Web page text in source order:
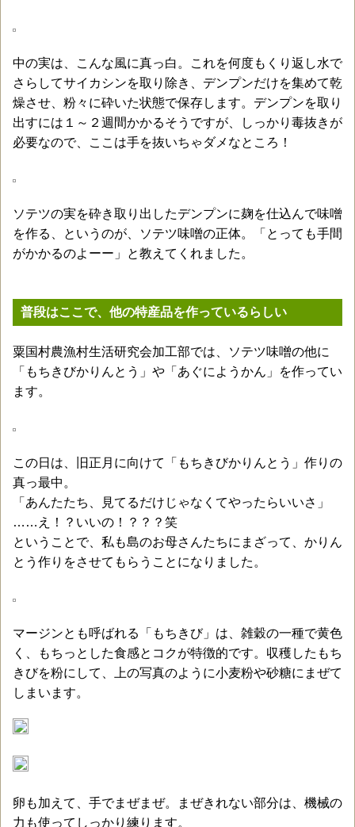
中の実は、こんな風に真っ白。これを何度もくり返し水で
さらしてサイカシンを取り除き、デンプンだけを集めて乾
燥させ、粉々に砕いた状態で保存します。デンプンを取り
出すには１～２週間かかるそうですが、しっかり毒抜きが
必要なので、ここは手を抜いちゃダメなところ！
ソテツの実を砕き取り出したデンプンに麹を仕込んで味噌
を作る、というのが、ソテツ味噌の正体。「とっても手間
がかかるのよーー」と教えてくれました。
普段はここで、他の特産品を作っているらしい
粟国村農漁村生活研究会加工部では、ソテツ味噌の他に
「もちきびかりんとう」や「あぐにようかん」を作ってい
ます。
この日は、旧正月に向けて「もちきびかりんとう」作りの
真っ最中。
「あんたたち、見てるだけじゃなくてやったらいいさ」
……え！？いいの！？？？笑
ということで、私も島のお母さんたちにまざって、かりん
とう作りをさせてもらうことになりました。
マージンとも呼ばれる「もちきび」は、雑穀の一種で黄色
く、もちっとした食感とコクが特徴的です。収穫したもち
きびを粉にして、上の写真のように小麦粉や砂糖にまぜて
しまいます。
卵も加えて、手でまぜまぜ。まぜきれない部分は、機械の
力も使ってしっかり練ります。